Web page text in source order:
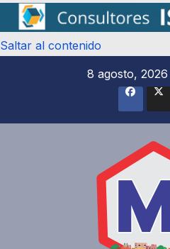
Saltar al contenido
8 agosto, 2026